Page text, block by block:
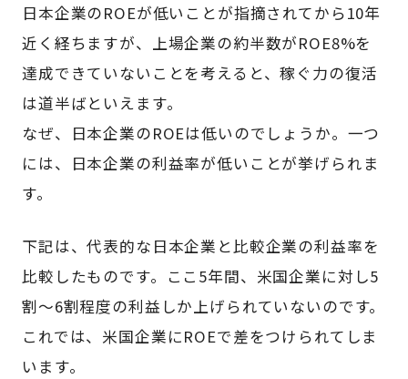
日本企業のROEが低いことが指摘されてから10年
近く経ちますが、上場企業の約半数がROE8%を
達成できていないことを考えると、稼ぐ力の復活
は道半ばといえます。
なぜ、日本企業のROEは低いのでしょうか。一つ
には、日本企業の利益率が低いことが挙げられま
す。
下記は、代表的な日本企業と比較企業の利益率を
比較したものです。ここ5年間、米国企業に対し5
割～6割程度の利益しか上げられていないのです。
これでは、米国企業にROEで差をつけられてしま
います。